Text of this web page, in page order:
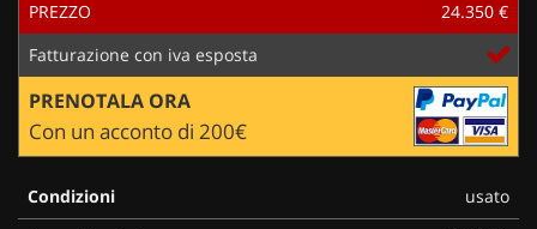
PREZZO
24.350 €
Fatturazione con iva esposta
PRENOTALA ORA
Con un acconto di 200€
Condizioni
usato